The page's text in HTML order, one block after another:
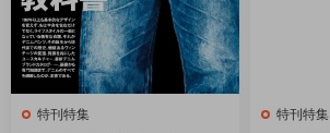
特刊特集 特刊特集